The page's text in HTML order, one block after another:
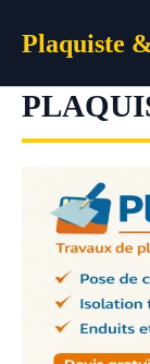
Plaquiste